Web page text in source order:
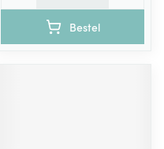
Bestel